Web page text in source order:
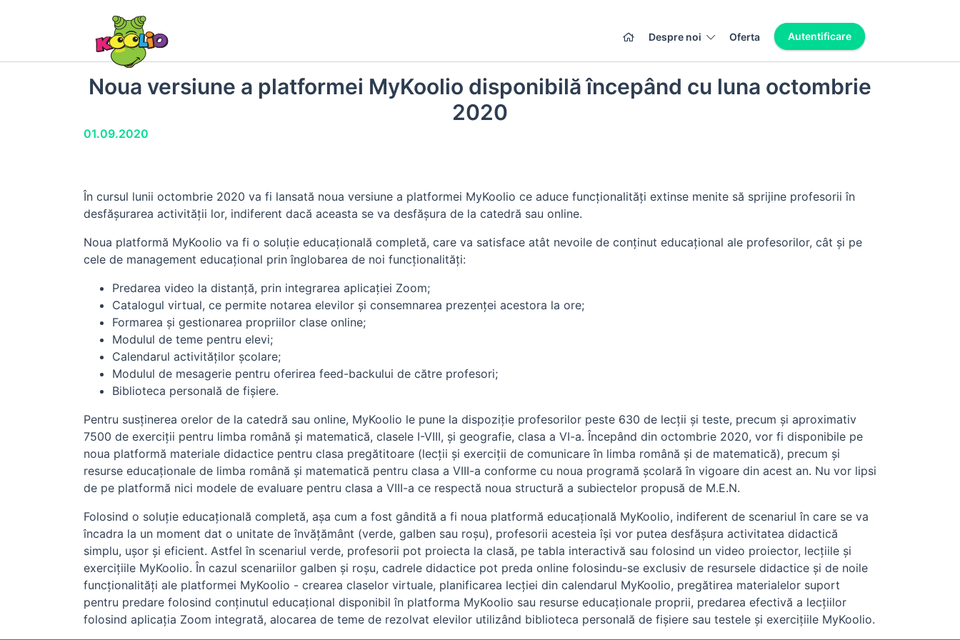
Despre noi Oferta Autentificare
Noua versiune a platformei MyKoolio disponibilă începând cu luna octombrie
2020
01.09.2020
În cursul lunii octombrie 2020 va fi lansată noua versiune a platformei MyKoolio ce aduce funcționalități extinse menite să sprijine profesorii în
desfășurarea activității lor, indiferent dacă aceasta se va desfășura de la catedră sau online.
Noua platformă MyKoolio va fi o soluție educațională completă, care va satisface atât nevoile de conținut educațional ale profesorilor, cât și pe
cele de management educațional prin înglobarea de noi funcționalități:
Predarea video la distanță, prin integrarea aplicației Zoom;
Catalogul virtual, ce permite notarea elevilor și consemnarea prezenței acestora la ore;
Formarea și gestionarea propriilor clase online;
Modulul de teme pentru elevi;
Calendarul activităților școlare;
Modulul de mesagerie pentru oferirea feed-backului de către profesori;
Biblioteca personală de fișiere.
Pentru susținerea orelor de la catedră sau online, MyKoolio le pune la dispoziție profesorilor peste 630 de lecții și teste, precum și aproximativ
7500 de exerciții pentru limba română și matematică, clasele I-VIII, și geografie, clasa a VI-a. Începând din octombrie 2020, vor fi disponibile pe
noua platformă materiale didactice pentru clasa pregătitoare (lecții și exerciții de comunicare în limba română și de matematică), precum și
resurse educaționale de limba română și matematică pentru clasa a VIII-a conforme cu noua programă școlară în vigoare din acest an. Nu vor lipsi
de pe platformă nici modele de evaluare pentru clasa a VIII-a ce respectă noua structură a subiectelor propusă de M.E.N.
Folosind o soluție educațională completă, așa cum a fost gândită a fi noua platformă educațională MyKoolio, indiferent de scenariul în care se va
încadra la un moment dat o unitate de învățământ (verde, galben sau roșu), profesorii acesteia își vor putea desfășura activitatea didactică
simplu, ușor și eficient. Astfel în scenariul verde, profesorii pot proiecta la clasă, pe tabla interactivă sau folosind un video proiector, lecțiile și
exercițiile MyKoolio. În cazul scenariilor galben și roșu, cadrele didactice pot preda online folosindu-se exclusiv de resursele didactice și de noile
funcționalități ale platformei MyKoolio - crearea claselor virtuale, planificarea lecției din calendarul MyKoolio, pregătirea materialelor suport
pentru predare folosind conținutul educațional disponibil în platforma MyKoolio sau resurse educaționale proprii, predarea efectivă a lecțiilor
folosind aplicația Zoom integrată, alocarea de teme de rezolvat elevilor utilizând biblioteca personală de fișiere sau testele și exercițiile MyKoolio.